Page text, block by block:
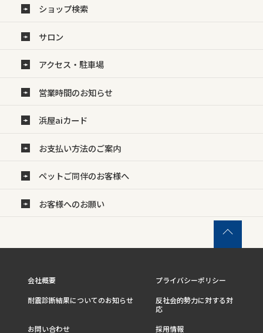
ショップ検索
サロン
アクセス・駐車場
営業時間のお知らせ
浜屋aiカード
お支払い方法のご案内
ペットご同伴のお客様へ
お客様へのお願い
会社概要
プライバシーポリシー
耐震診断結果についてのお知らせ
反社会的勢力に対する対
応
お問い合わせ
採用情報